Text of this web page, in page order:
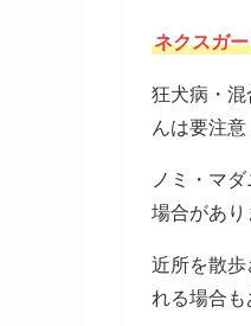
ネクスガ
狂犬病・
んは要注意
ノミ・マ
場合があり
近所を散
れる場合も